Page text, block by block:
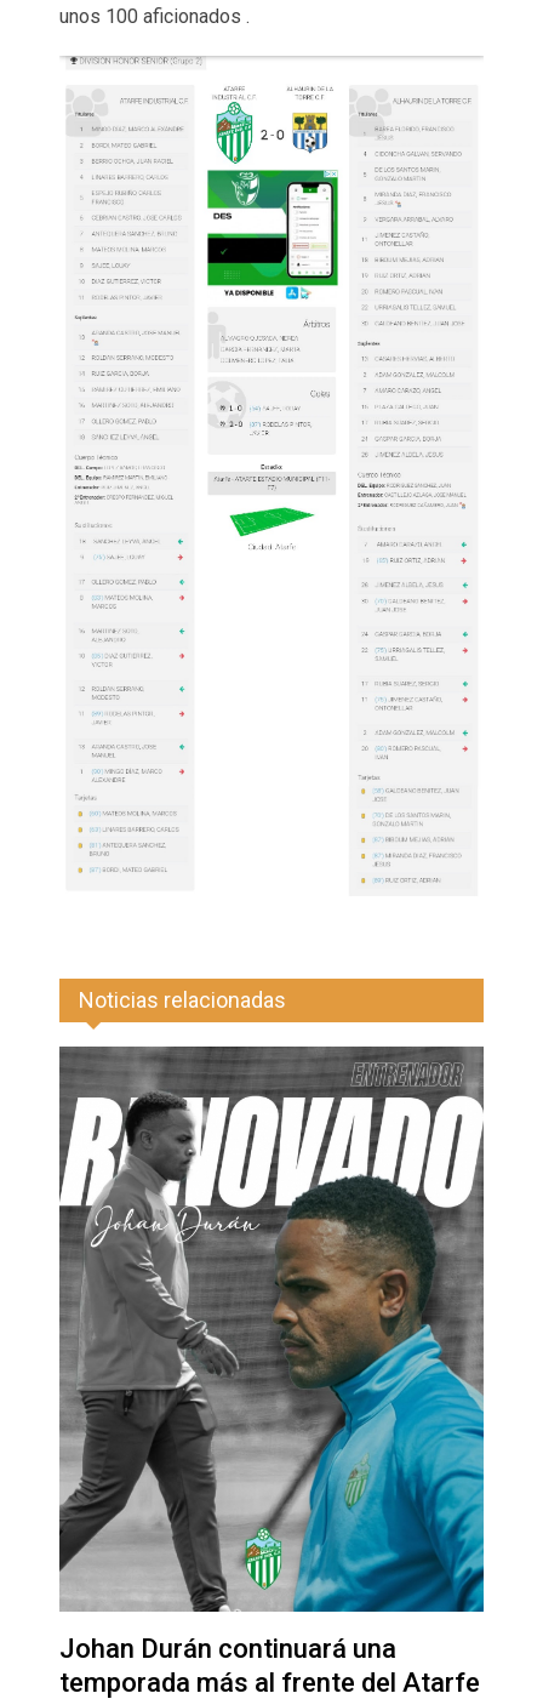
unos 100 aficionados .
Noticias relacionadas
Johan Durán continuará una
temporada más al frente del Atarfe